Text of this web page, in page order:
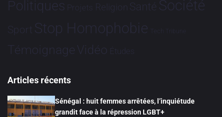
Politiques Projets Religion Santé Société
Sport Stop Homophobie Tech Tribune
TémoignageVidéo Études
Articles récents
Sénégal : huit femmes arrêtées, l’inquiétude
grandit face à la répression LGBT+